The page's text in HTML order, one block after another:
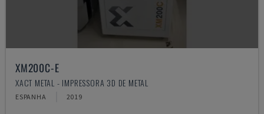
XM200C-E
XACT METAL - IMPRESSORA 3D DE METAL
ESPANHA 2019